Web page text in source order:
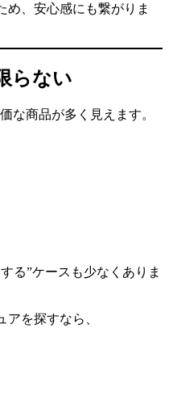
め、安心感にも繋がりま
らない
な商品が多く見えます。
る”ケースも少なくありま
を探すなら、